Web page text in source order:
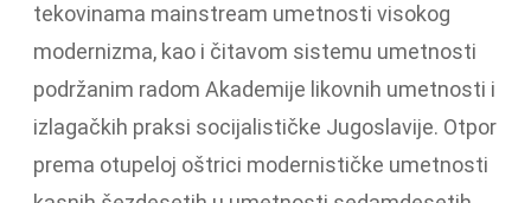
tekovinama mainstream umetnosti visokog
modernizma, kao i čitavom sistemu umetnosti
podržanim radom Akademije likovnih umetnosti i
izlagačkih praksi socijalističke Jugoslavije. Otpor
prema otupeloj oštrici modernističke umetnosti